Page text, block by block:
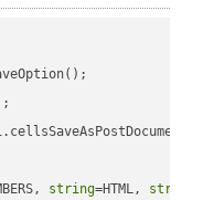
string=HTML, string